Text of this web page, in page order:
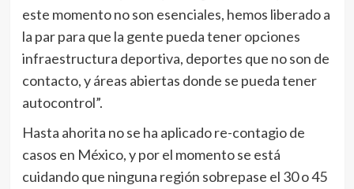
este momento no son esenciales, hemos liberado a
la par para que la gente pueda tener opciones
infraestructura deportiva, deportes que no son de
contacto, y áreas abiertas donde se pueda tener
autocontrol”.
Hasta ahorita no se ha aplicado re-contagio de
casos en México, y por el momento se está
cuidando que ninguna región sobrepase el 30 o 45